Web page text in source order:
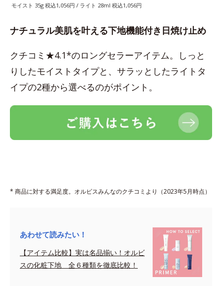
モイスト 35g 税込1,056円 / ライト 28ml 税込1,056円
ナチュラル美肌を叶える下地機能付き日焼け止め
クチコミ★4.1*のロングセラーアイテム。しっと
りしたモイストタイプと、サラッとしたライトタ
イプの2種から選べるのがポイント。
* 商品に対する満足度。オルビスみんなのクチコミより（2023年5月時点）
あわせて読みたい！
【アイテム比較】実は名品揃い！オルビ
スの化粧下地 全６種類を徹底比較！